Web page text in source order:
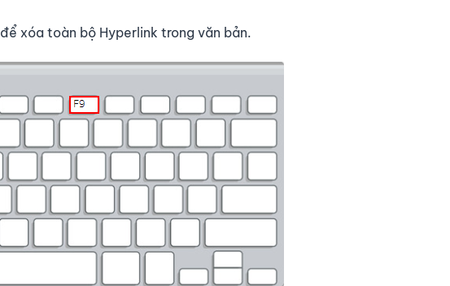
để xóa toàn bộ Hyperlink trong văn bản.